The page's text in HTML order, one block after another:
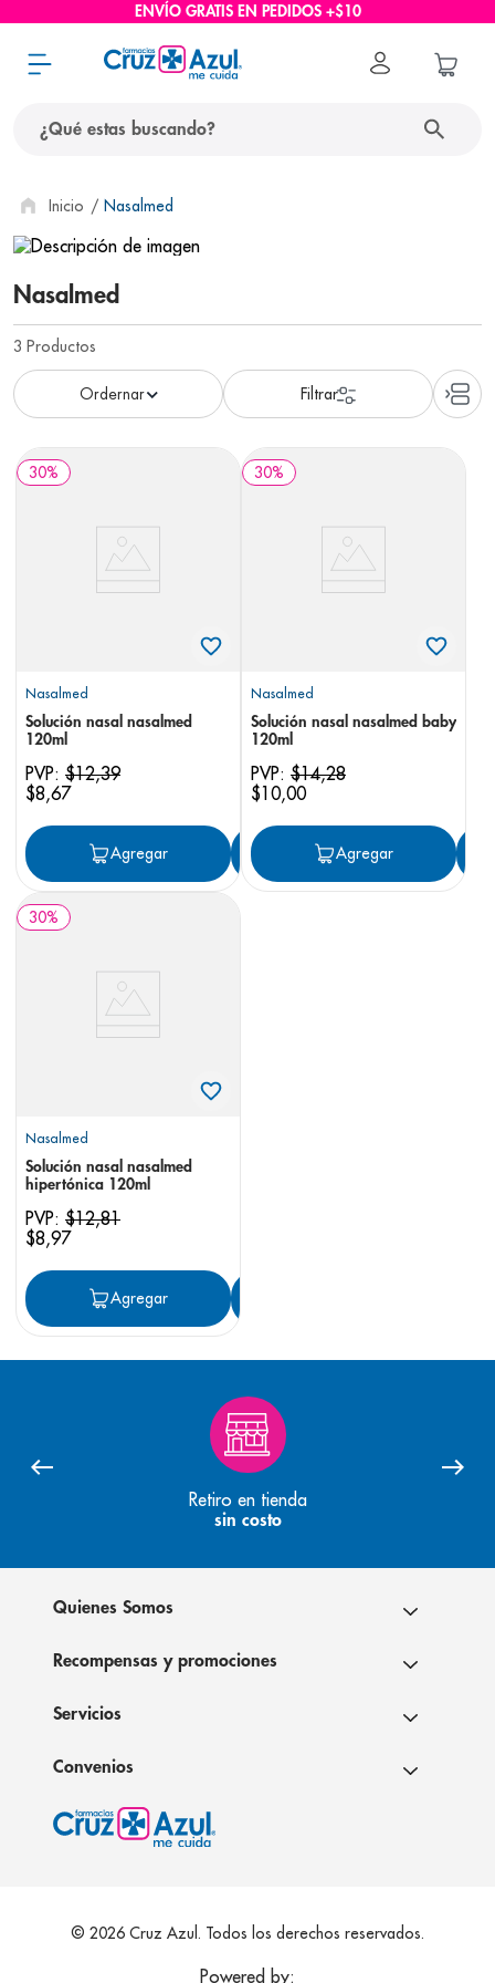
ENVÍO GRATIS EN PEDIDOS +$10
Nasalmed
Nasalmed
3 Productos
30%
Nasalmed
Solución nasal nasalmed
120ml
PVP: $12,39
$8,67
Agregar Agregar
30%
Nasalmed
Solución nasal nasalmed baby
120ml
PVP: $14,28
$10,00
Agregar
30%
Nasalmed
Solución nasal nasalmed
hipertónica 120ml
PVP: $12,81
$8,97
Agregar
Retiro en tienda
sin costo
Quienes Somos
Recompensas y promociones
Servicios
Convenios
© 2026 Cruz Azul. Todos los derechos reservados.
Powered by:
términos más buscados
1. protector solar
2. pañales
3. eucerin
4. cerave
nivea
6. bioderma
7.
panolini
prueba embarazo